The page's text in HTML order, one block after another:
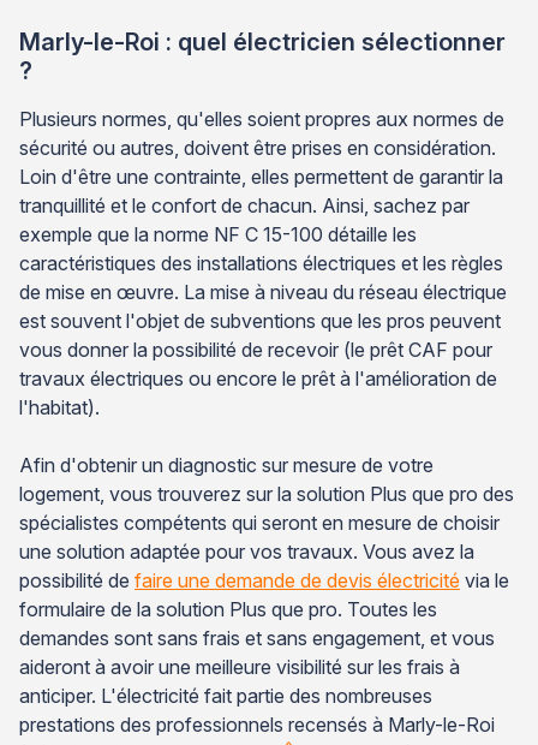
Marly-le-Roi : quel électricien sélectionner
?
Plusieurs normes, qu'elles soient propres aux normes de
sécurité ou autres, doivent être prises en considération.
Loin d'être une contrainte, elles permettent de garantir la
tranquillité et le confort de chacun. Ainsi, sachez par
exemple que la norme NF C 15-100 détaille les
caractéristiques des installations électriques et les règles
de mise en œuvre. La mise à niveau du réseau électrique
est souvent l'objet de subventions que les pros peuvent
vous donner la possibilité de recevoir (le prêt CAF pour
travaux électriques ou encore le prêt à l'amélioration de
l'habitat).
Afin d'obtenir un diagnostic sur mesure de votre
logement, vous trouverez sur la solution Plus que pro des
spécialistes compétents qui seront en mesure de choisir
une solution adaptée pour vos travaux. Vous avez la
possibilité de faire une demande de devis électricité via le
formulaire de la solution Plus que pro. Toutes les
demandes sont sans frais et sans engagement, et vous
aideront à avoir une meilleure visibilité sur les frais à
anticiper. L'électricité fait partie des nombreuses
prestations des professionnels recensés à Marly-le-Roi